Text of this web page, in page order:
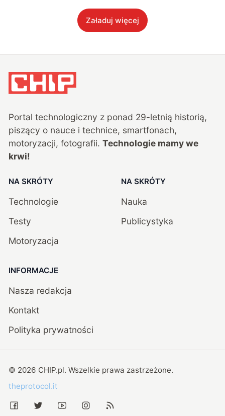
Załaduj więcej
Portal technologiczny z ponad 29-letnią historią,
piszący o nauce i technice, smartfonach,
motoryzacji, fotografii. Technologie mamy we
krwi!
NA SKRÓTY
Technologie
Testy
Motoryzacja
NA SKRÓTY
Nauka
Publicystyka
INFORMACJE
Nasza redakcja
Kontakt
Polityka prywatności
© 2026 CHIP.pl. Wszelkie prawa zastrzeżone.
theprotocol.it